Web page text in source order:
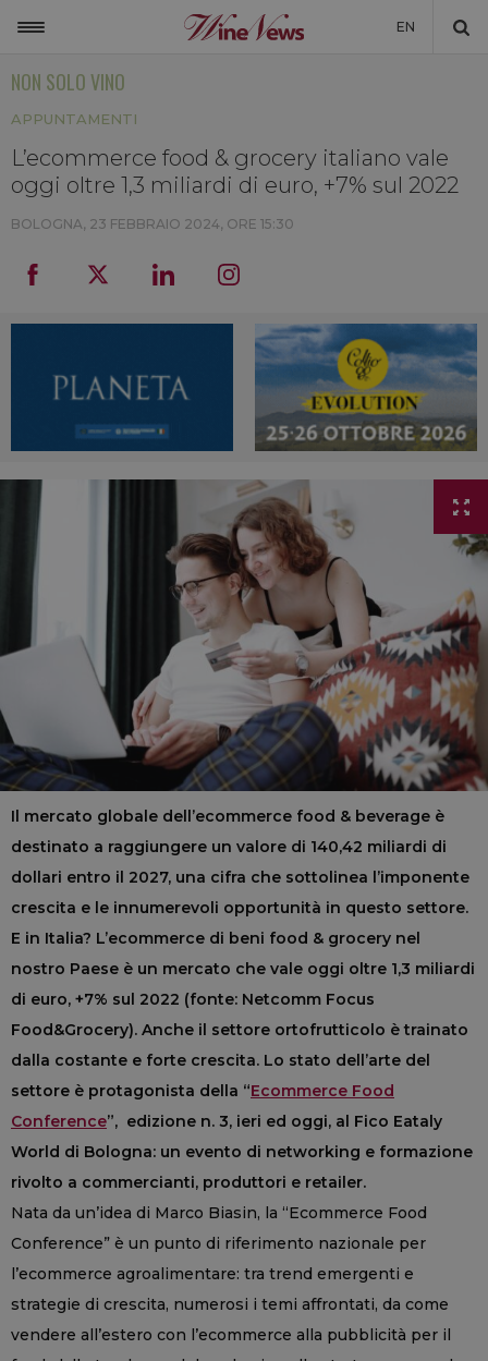
EN
NON SOLO VINO
WINENEWS TV
NON SOLO VINO
APPUNTAMENTI
L’ecommerce food & grocery italiano vale
oggi oltre 1,3 miliardi di euro, +7% sul 2022
BOLOGNA, 23 FEBBRAIO 2024, ORE 15:30
Il mercato globale dell’ecommerce food & beverage è
destinato a raggiungere un valore di 140,42 miliardi di
dollari entro il 2027, una cifra che sottolinea l’imponente
crescita e le innumerevoli opportunità in questo settore.
E in Italia? L’ecommerce di beni food & grocery nel
nostro Paese è un mercato che vale oggi oltre 1,3 miliardi
di euro, +7% sul 2022 (fonte: Netcomm Focus
Food&Grocery). Anche il settore ortofrutticolo è trainato
dalla costante e forte crescita. Lo stato dell’arte del
settore è protagonista della “Ecommerce Food
Conference”, edizione n. 3, ieri ed oggi, al Fico Eataly
World di Bologna: un evento di networking e formazione
rivolto a commercianti, produttori e retailer.
Nata da un’idea di Marco Biasin, la “Ecommerce Food
Conference” è un punto di riferimento nazionale per
l’ecommerce agroalimentare: tra trend emergenti e
strategie di crescita, numerosi i temi affrontati, da come
vendere all’estero con l’ecommerce alla pubblicità per il